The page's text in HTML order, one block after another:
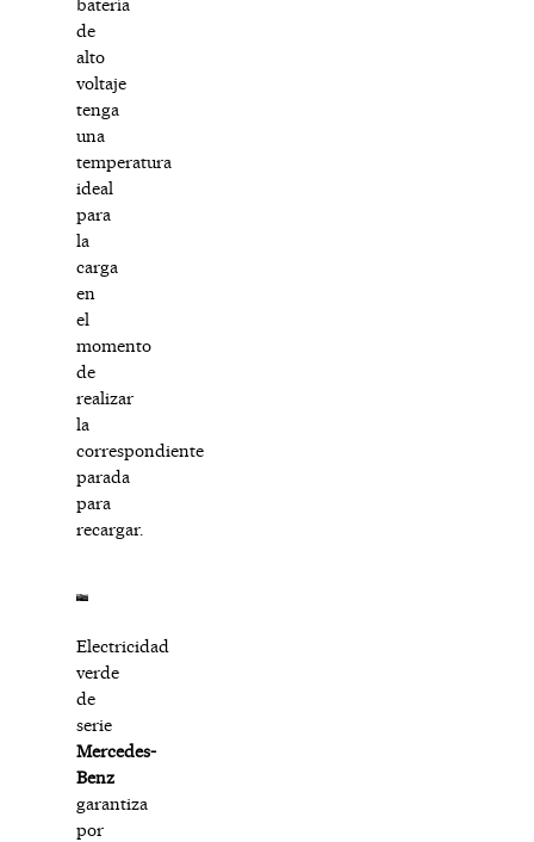
de
alto
voltaje
tenga
una
temperatura
ideal
para
la
carga
en
el
momento
de
realizar
la
correspondiente
parada
para
recargar.
Electricidad
verde
de
serie
Mercedes-
Benz
garantiza
por